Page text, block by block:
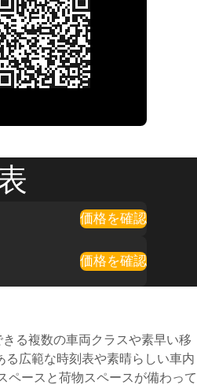
価格を確認
価格を確認
る複数の車両クラスや素早い移
広範な時刻表や素晴らしい車内
ペースと荷物スペースが備わって